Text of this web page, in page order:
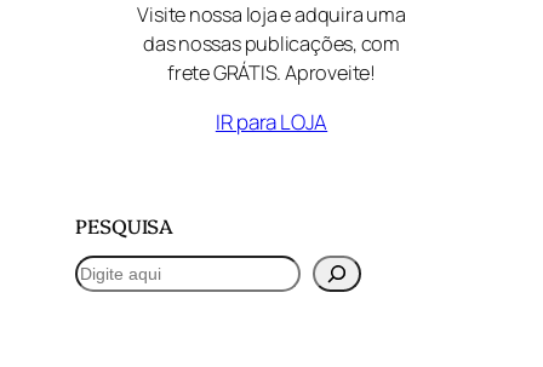
Visite nossa loja e adquira uma
das nossas publicações, com
frete GRÁTIS. Aproveite!
IR para LOJA
PESQUISA
P
e